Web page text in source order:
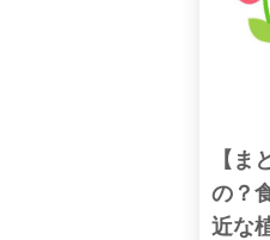
【ま
の？
近な